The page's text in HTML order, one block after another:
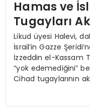
Hamas ve
Tugayları
Likud üyesi Halevi,
İsrail’in Gazze
İzzeddin el-Kassam
“yok edemediğini”
Cihad tugaylarının